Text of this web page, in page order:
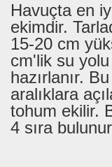
Havuçta en
ekimdir.
15-20 cm
cm'lik su
hazırlanır.
aralıklara
tohum ekilir.
4 sıra